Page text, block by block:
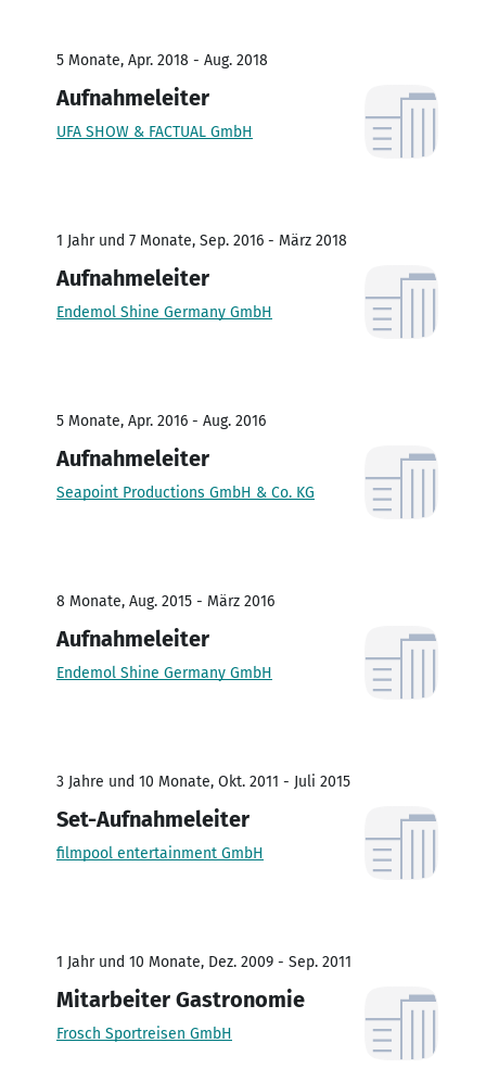
5 Monate, Apr. 2018 - Aug. 2018
Aufnahmeleiter
UFA SHOW & FACTUAL GmbH
1 Jahr und 7 Monate, Sep. 2016 - März 2018
Aufnahmeleiter
Endemol Shine Germany GmbH
5 Monate, Apr. 2016 - Aug. 2016
Aufnahmeleiter
Seapoint Productions GmbH & Co. KG
8 Monate, Aug. 2015 - März 2016
Aufnahmeleiter
Endemol Shine Germany GmbH
3 Jahre und 10 Monate, Okt. 2011 - Juli 2015
Set-Aufnahmeleiter
filmpool entertainment GmbH
1 Jahr und 10 Monate, Dez. 2009 - Sep. 2011
Mitarbeiter Gastronomie
Frosch Sportreisen GmbH